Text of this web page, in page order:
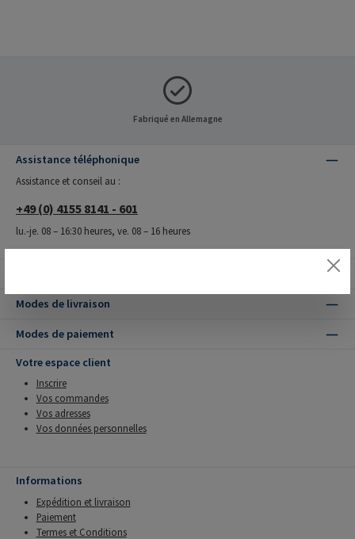
Fabriqué en Allemagne
Assistance téléphonique
Assistance et conseil au :
+49 (0) 4155 8141 - 601
lu.-je. 08 – 16:30 heures, ve. 08 – 16 heures
Modes de livraison
Modes de paiement
Votre espace client
Inscrire
Vos commandes
Vos adresses
Vos données personnelles
Informations
Expédition et livraison
Paiement
Termes et Conditions